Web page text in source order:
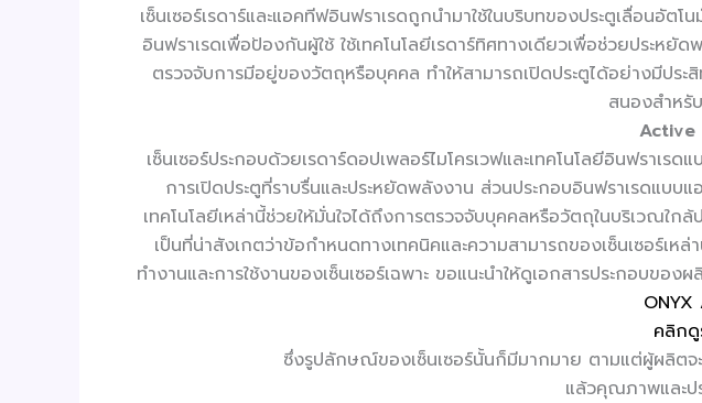
เซ็นเซอร์เรดาร์และแอคทีฟอินฟราเรดถูกนำมาใช้ในบริบทของประตูเลื่อนอัตโ
อินฟราเรดเพื่อป้องกันผู้ใช้ ใช้เทคโนโลยีเรดาร์ทิศทางเดียวเพื่อช่วยประห
ตรวจจับการมีอยู่ของวัตถุหรือบุคคล ทำให้สามารถเปิดประตูได้อย่างมีปร
สนองสำหรั
Active
เซ็นเซอร์ประกอบด้วยเรดาร์ดอปเพลอร์ไมโครเวฟและเทคโนโลยีอินฟราเร
การเปิดประตูที่ราบรื่นและประหยัดพลังงาน ส่วนประกอบอินฟราเรดแบ
เทคโนโลยีเหล่านี้ช่วยให้มั่นใจได้ถึงการตรวจจับบุคคลหรือวัตถุในบริเวณใ
เป็นที่น่าสังเกตว่าข้อกำหนดทางเทคนิคและความสามารถของเซ็นเซอร์เ
ทำงานและการใช้งานของเซ็นเซอร์เฉพาะ ขอแนะนำให้ดูเอกสารประกอ
คลิกดู
ซึ่งรูปลักษณ์ของเซ็นเซอร์นั้นก็มีมากมาย ตามแต่ผู้ผลิตจ
แล้วคุณภาพและป